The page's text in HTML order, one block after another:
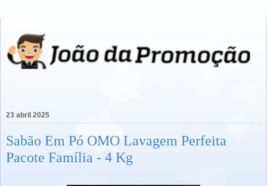
23 abril 2025
Sabão Em Pó OMO Lavagem Perfeita
Pacote Família - 4 Kg